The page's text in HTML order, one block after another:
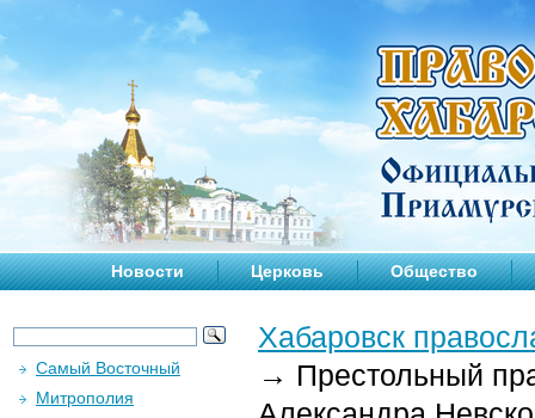
Новости Церковь Общество
Хабаровск
→ Престольный
Самый Восточный
Митрополия